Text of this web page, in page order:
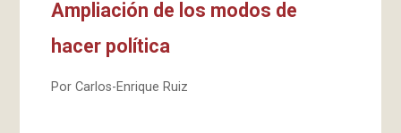
Ampliación de los modos de
hacer política
Por Carlos-Enrique Ruiz